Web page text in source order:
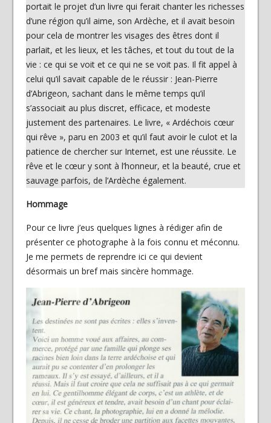
portait le projet d’un livre qui ferait chanter les richesses
d’une région qu’il aime, son Ardèche, et il avait besoin
pour cela de montrer les visages des êtres dont il
parlait, et les lieux, et les tâches, et tout du tout de la
vie : ce qui se voit et ce qui ne se voit pas. Il fit appel à
celui qu’il savait capable de le réussir : Jean-Pierre
d’Abrigeon, sachant dans le même temps qu’il
s’associait au plus discret, efficace, et modeste
justement des partenaires. Le livre, « Ardéchois cœur
qui rêve », paru en 2003 et qu’il faut avoir le culot et la
patience de chercher sur Internet, est une réussite. Le
rêve et le cœur y sont à l’honneur, et la beauté, crue et
sauvage parfois, de l’Ardèche également.
Hommage
Pour ce livre j’eus quelques lignes à rédiger afin de
présenter ce photographe à la fois connu et méconnu.
Je me permets de reprendre ici ce qui devient
désormais un bref mais sincère hommage.